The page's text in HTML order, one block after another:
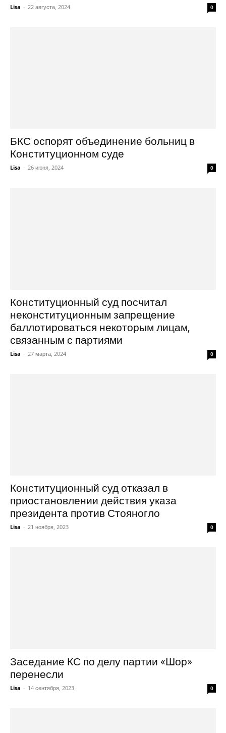
Lisa - 22 августа, 2024 0
БКС оспорят объединение больниц в
Конституционном суде
Lisa - 26 июня, 2024 0
Конституционный суд посчитал
неконституционным запрещение
баллотироваться некоторым лицам,
связанным с партиями
Lisa - 27 марта, 2024 0
Конституционный суд отказал в
приостановлении действия указа
президента против Стояногло
Lisa - 21 ноября, 2023 0
Заседание КС по делу партии «Шор»
перенесли
Lisa - 14 сентября, 2023 0